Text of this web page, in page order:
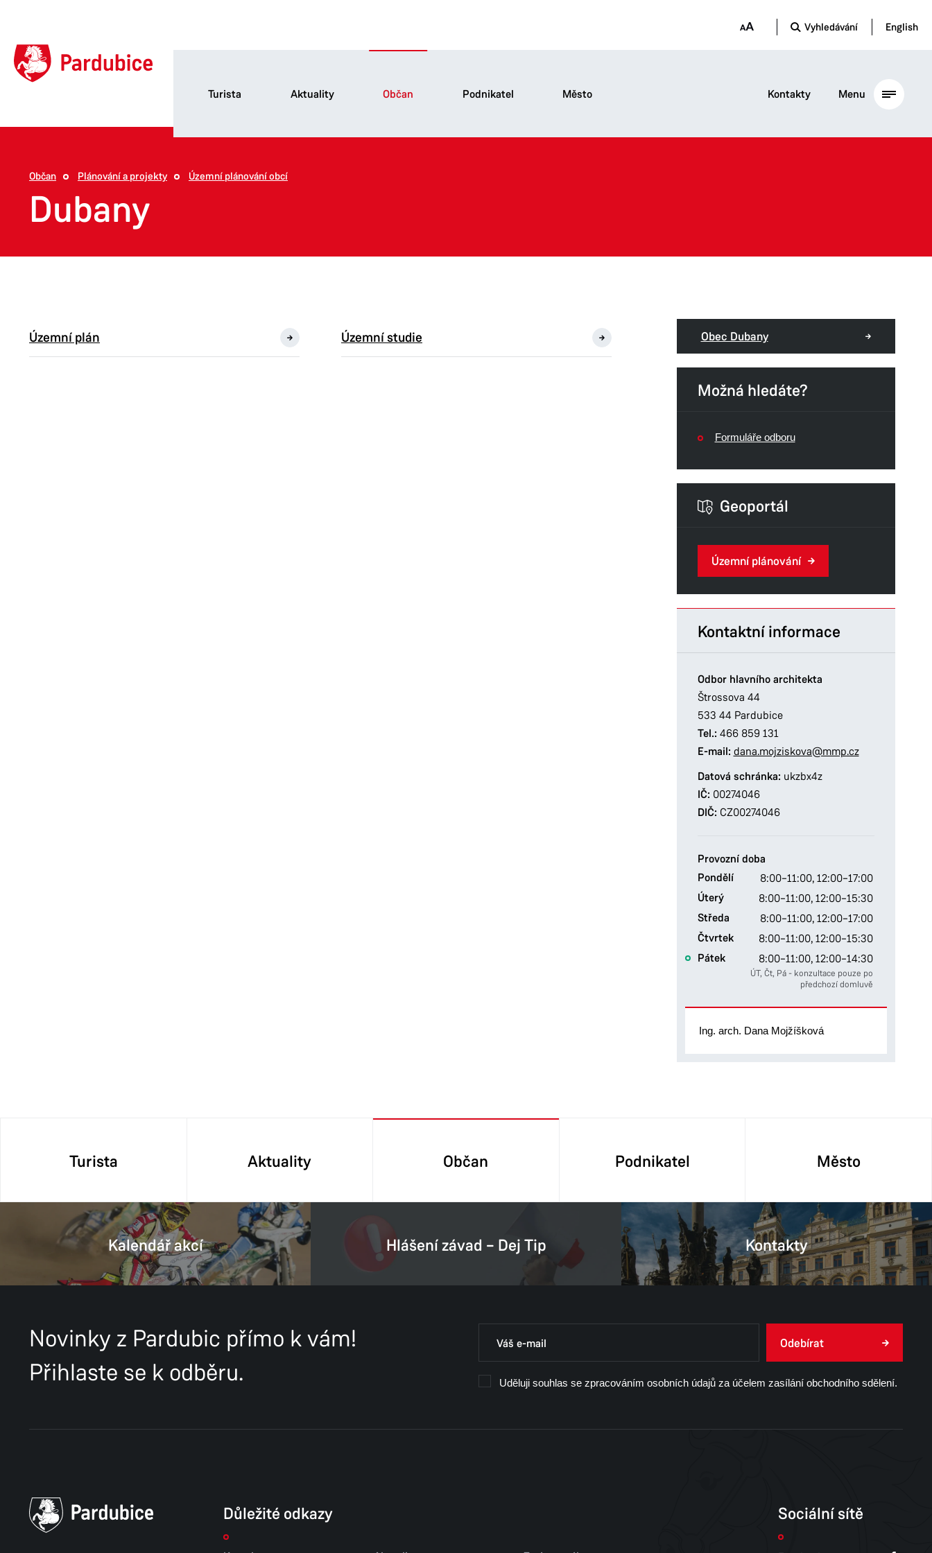
Vyhledávání English
Turista Aktuality Občan Podnikatel Město Kontakty Menu
Občan Plánování a projekty Územní plánování obcí
Dubany
Územní plán Územní studie Obec Dubany
Možná hledáte?
Formuláře odboru
Geoportál
Územní plánování
Kontaktní informace
Odbor hlavního architekta
Štrossova 44
533 44 Pardubice
Tel.: 466 859 131
E-mail: dana.mojziskova@mmp.cz
Datová schránka: ukzbx4z
IČ: 00274046
DIČ: CZ00274046
Provozní doba
Pondělí
8:00–11:00, 12:00–17:00
Úterý 8:00–11:00, 12:00–15:30
Středa 8:00–11:00, 12:00–17:00
Čtvrtek 8:00–11:00, 12:00–15:30
Pátek 8:00–11:00, 12:00–14:30
ÚT, Čt, Pá - konzultace pouze po
předchozí domluvě
Ing. arch. Dana Mojžíšková
Turista Aktuality Občan Podnikatel Město
Kalendář akcí Hlášení závad – Dej Tip Kontakty
Novinky z Pardubic přímo k vám!
Přihlaste se k odběru.
Odebírat
Uděluji souhlas se zpracováním osobních údajů za účelem zasílání obchodního sdělení.
Sociální sítě
Důležité odkazy